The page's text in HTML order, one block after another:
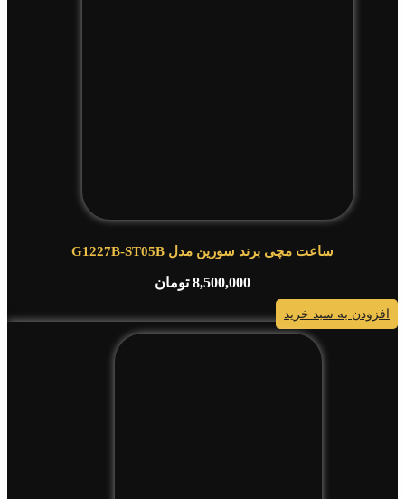
ساعت مچی برند سورین مدل G1227B-ST05B
8,500,000 تومان
افزودن به سبد خرید